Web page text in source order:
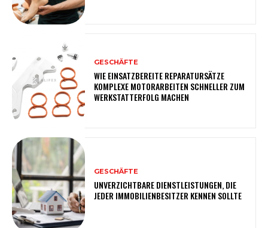
GESCHÄFTE
WIE EINSATZBEREITE REPARATURSÄTZE
KOMPLEXE MOTORARBEITEN SCHNELLER ZUM
WERKSTATTERFOLG MACHEN
GESCHÄFTE
UNVERZICHTBARE DIENSTLEISTUNGEN, DIE
JEDER IMMOBILIENBESITZER KENNEN SOLLTE